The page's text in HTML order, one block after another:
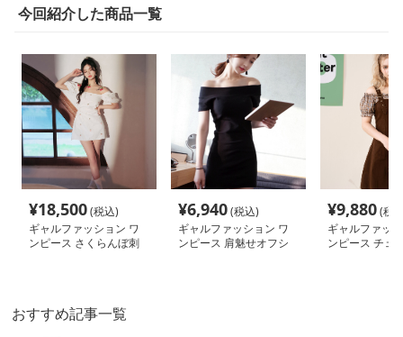
今回紹介した商品一覧
¥18,500(税込)
ギャルファッション ワ
ンピース さくらんぼ刺
¥6,940(税込)
ギャルファッション ワ
ンピース 肩魅せオフシ
¥9,880(税
ギャルファッ
ンピース チェ
おすすめ記事一覧